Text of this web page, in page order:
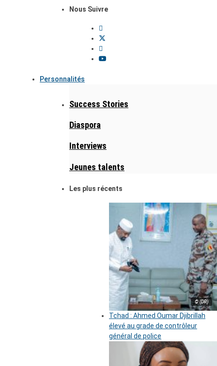
Nous Suivre
Personnalités
Success Stories
Diaspora
Interviews
Jeunes talents
Les plus récents
© (DR)
Tchad : Ahmed Oumar Djibrillah
élevé au grade de contrôleur
général de police